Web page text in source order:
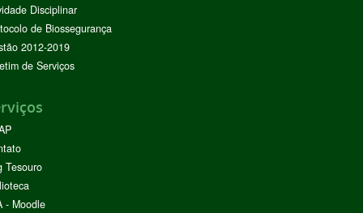
Disciplinar
de Biossegurança
2012-2019
de Serviços
Tesouro
- Moodle